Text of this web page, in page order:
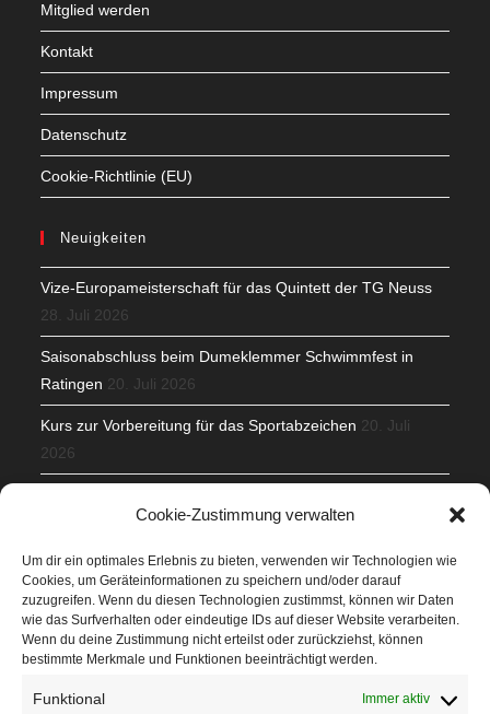
Cookie-Zustimmung verwalten
Um dir ein optimales Erlebnis zu bieten, verwenden wir Technologien wie
Cookies, um Geräteinformationen zu speichern und/oder darauf
zuzugreifen. Wenn du diesen Technologien zustimmst, können wir Daten
wie das Surfverhalten oder eindeutige IDs auf dieser Website verarbeiten.
Wenn du deine Zustimmung nicht erteilst oder zurückziehst, können
bestimmte Merkmale und Funktionen beeinträchtigt werden.
Funktional Immer aktiv
Mitglied werden
Kontakt
Impressum
Datenschutz
Cookie-Richtlinie (EU)
Neuigkeiten
Vize-Europameisterschaft für das Quintett der TG Neuss
28. Juli 2026
Saisonabschluss beim Dumeklemmer Schwimmfest in
Ratingen 20. Juli 2026
Kurs zur Vorbereitung für das Sportabzeichen 20. Juli
2026
Veranstaltungen
Höffner Run